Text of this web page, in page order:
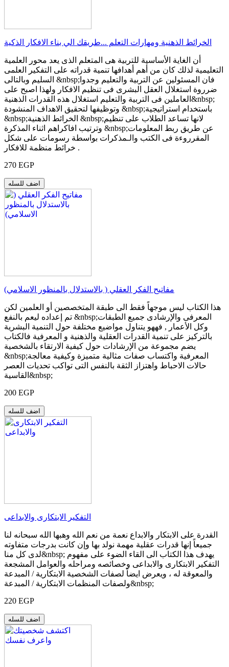
الخرائط الذهنية ومهارات التعلم ...طريقك الي بناء الافكار الذكية
أن الغاية الأساسية للتربية هى المتعلم الذى يعد محور العلمية
التعليمية لذلك كان من أهم أهدافها تنمية قدراته على التفكير العلمى
السليم وبالتالى &nbsp;فان المسئولين عن التربية والتعليم وجدوا
ضرروة استغلال العقل البشرى فى تنظيم الافكار ولهذا اصبح على
العاملين فى التربية والتعليم استغلال هذه القدرات الذهنية&nbsp;
وتوظيفها لتحقيق الاهداف المنشودة &nbsp;باستخدام استراتيجية
&nbsp;الخرائط الذهنية &nbsp;لانها تساعد الطلاب على تنظيم
وترتيب افاكراهم اثناء المذكرة &nbsp;عن طريق ربط المعلومات
المقرروءة فى الكتب والـمذكرات بواسطة رسومات على شكل
خرائط منظمة للافكار .
270 EGP
اضف للسله
مفاتيح الفكر العقلي ( بالاستدلال بالمنظور الاسلامي)
هذا الكتاب ليس موجهاً فقط الى طبقة المتخصصين أو العلمين لكن
تم إعداده ليعم بالنفع &nbsp;المعرفى والإرشادى جميع الطبقات
وكل الأعمار , فههو يتناول مواضيع مختلفة حول التنمية البشرية
بالتركيز على تنمية القدرات العقلية والذهنية و المعرفية فالكتاب
يضم مجموعة من الإرشادات حول كيفية الارتقاء بالشخصية
&nbsp;المعرفية واكتساب صفات مثالية متميزة وكيفية معالجة
حالات الاحباط واهتزاز الثقة بالنفس التى تواكب تحديات العصر
القاسية&nbsp;
200 EGP
اضف للسله
التفكير الابتكارى والابداعى
القدرة على الابتكار والابداع نعمة من نعم الله وهبها الله سبحانه لنا
جميعاً إنها قدرات عقلية مهمة نولد بها وإن كانت بدرجات متفاوته
لدى كل منا&nbsp; يهدف هذا الكتاب الى القاء الضوء على مفهوم
التفكير الابتكارى والابداعى وخصائصه ومراحله والعوامل المشجعة
والمعوقة له ، ويعرض ايضاً لصفات الشخصية الابتكارية / المبدعة
ولصفات المنظمات الابتكارية / المبدعة&nbsp;
220 EGP
اضف للسله